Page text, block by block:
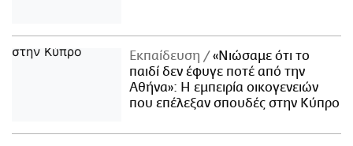
Εκπαίδευση
«Νιώσαμε ότι το
παιδί δεν έφυγε ποτέ από την
Αθήνα»: Η εμπειρία οικογενειών
που επέλεξαν σπουδές στην Κύπρο